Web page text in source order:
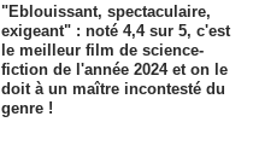
"Eblouissant, spectaculaire,
exigeant" : noté 4,4 sur 5, c'est
le meilleur film de science-
fiction de l'année 2024 et on le
doit à un maître incontesté du
genre !